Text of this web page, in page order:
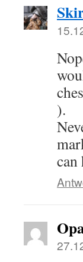
).
can